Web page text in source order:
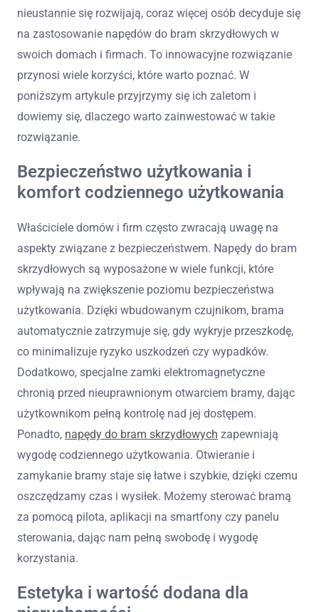
nieustannie się rozwijają, coraz więcej osób decyduje się
na zastosowanie napędów do bram skrzydłowych w
swoich domach i firmach. To innowacyjne rozwiązanie
przynosi wiele korzyści, które warto poznać. W
poniższym artykule przyjrzymy się ich zaletom i
dowiemy się, dlaczego warto zainwestować w takie
rozwiązanie.
Bezpieczeństwo użytkowania i
komfort codziennego użytkowania
Właściciele domów i firm często zwracają uwagę na
aspekty związane z bezpieczeństwem. Napędy do bram
skrzydłowych są wyposażone w wiele funkcji, które
wpływają na zwiększenie poziomu bezpieczeństwa
użytkowania. Dzięki wbudowanym czujnikom, brama
automatycznie zatrzymuje się, gdy wykryje przeszkodę,
co minimalizuje ryzyko uszkodzeń czy wypadków.
Dodatkowo, specjalne zamki elektromagnetyczne
chronią przed nieuprawnionym otwarciem bramy, dając
użytkownikom pełną kontrolę nad jej dostępem.
Ponadto, napędy do bram skrzydłowych zapewniają
wygodę codziennego użytkowania. Otwieranie i
zamykanie bramy staje się łatwe i szybkie, dzięki czemu
oszczędzamy czas i wysiłek. Możemy sterować bramą
za pomocą pilota, aplikacji na smartfony czy panelu
sterowania, dając nam pełną swobodę i wygodę
korzystania.
Estetyka i wartość dodana dla